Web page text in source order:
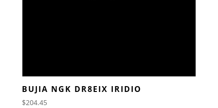
BUJIA NGK DR8EIX IRIDIO
$204.45